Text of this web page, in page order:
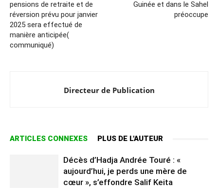
pensions de retraite et de
réversion prévu pour janvier
2025 sera effectué de
manière anticipée(
communiqué)
Guinée et dans le Sahel
préoccupe
Directeur de Publication
ARTICLES CONNEXES PLUS DE L'AUTEUR
Décès d’Hadja Andrée Touré : «
aujourd’hui, je perds une mère de
cœur », s’effondre Salif Keita